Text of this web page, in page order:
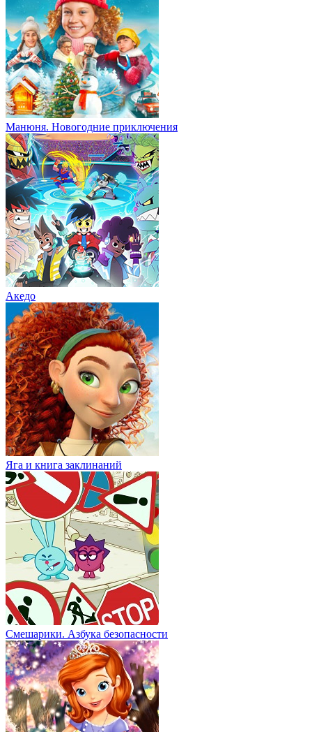
Манюня. Новогодние приключения
Акедо
Яга и книга заклинаний
Смешарики. Азбука безопасности